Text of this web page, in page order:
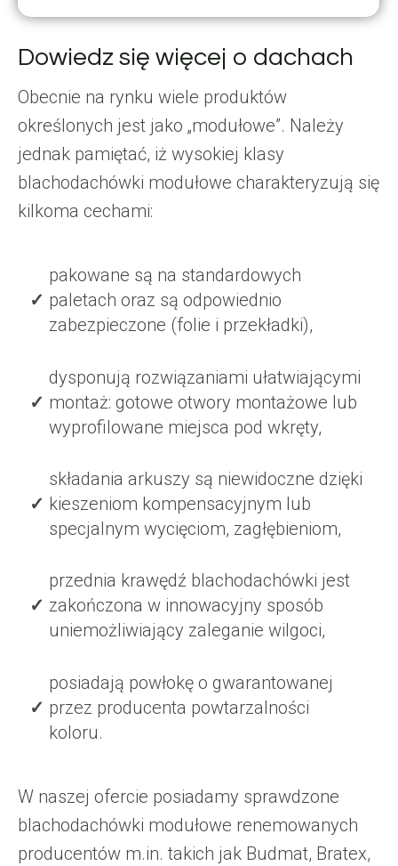
Dowiedz się więcej o dachach
Obecnie na rynku wiele produktów
określonych jest jako „modułowe”. Należy
jednak pamiętać, iż wysokiej klasy
blachodachówki modułowe charakteryzują się
kilkoma cechami:
pakowane są na standardowych
paletach oraz są odpowiednio
zabezpieczone (folie i przekładki),
dysponują rozwiązaniami ułatwiającymi
montaż: gotowe otwory montażowe lub
wyprofilowane miejsca pod wkręty,
składania arkuszy są niewidoczne dzięki
kieszeniom kompensacyjnym lub
specjalnym wycięciom, zagłębieniom,
przednia krawędź blachodachówki jest
zakończona w innowacyjny sposób
uniemożliwiający zaleganie wilgoci,
posiadają powłokę o gwarantowanej
przez producenta powtarzalności
koloru.
W naszej ofercie posiadamy sprawdzone
blachodachówki modułowe renemowanych
producentów m.in. takich jak Budmat, Bratex,